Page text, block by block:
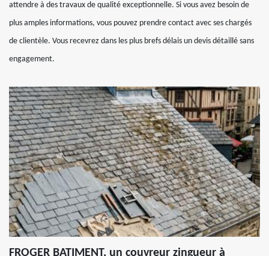
attendre à des travaux de qualité exceptionnelle. Si vous avez besoin de
plus amples informations, vous pouvez prendre contact avec ses chargés
de clientèle. Vous recevrez dans les plus brefs délais un devis détaillé sans
engagement.
FROGER BATIMENT, un couvreur zingueur à